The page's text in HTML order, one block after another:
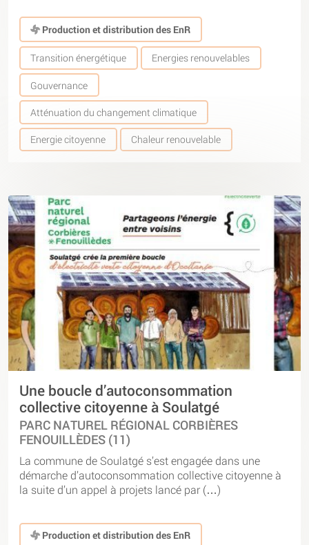
Production et distribution des EnR
Transition énergétique Energies renouvelables
Gouvernance
Atténuation du changement climatique
Energie citoyenne Chaleur renouvelable
Une boucle d’autoconsommation
collective citoyenne à Soulatgé
PARC NATUREL RÉGIONAL CORBIÈRES
FENOUILLÈDES (11)
La commune de Soulatgé s’est engagée dans une
démarche d’autoconsommation collective citoyenne à
la suite d’un appel à projets lancé par (…)
Production et distribution des EnR